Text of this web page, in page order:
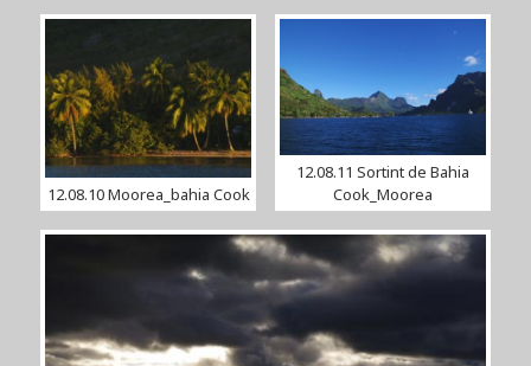
12.08.10 Moorea_bahia Cook
12.08.11 Sortint de Bahia
Cook_Moorea